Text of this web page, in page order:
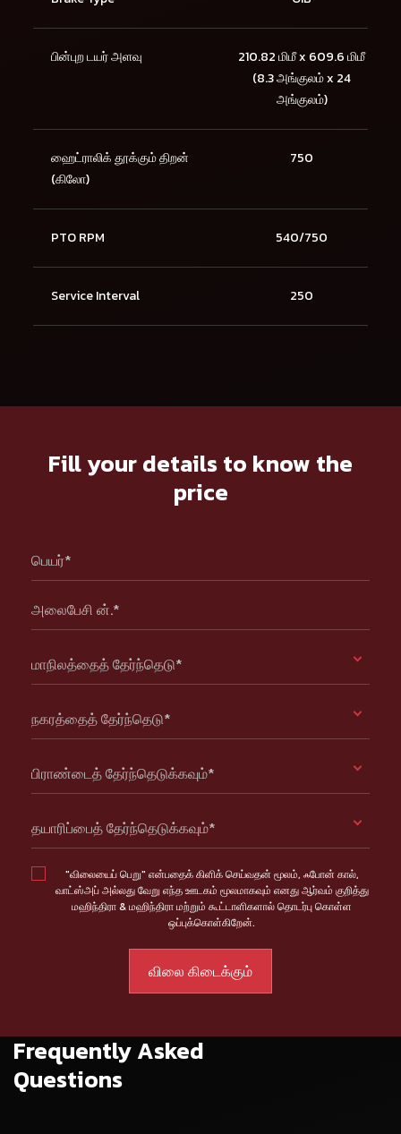
பின்புற டயர் அளவு
210.82 மிமீ x 609.6 மிமீ
(8.3 அங்குலம் x 24
அங்குலம்)
ஹைட்ராலிக் தூக்கும் திறன்
(கிலோ)
750
PTO RPM 540/750
Service Interval 250
Fill your details to know the
price
பெயர்*
அலைபேசி ன்.*
மாநிலத்தைத் தேர்ந்தெடு*
நகரத்தைத் தேர்ந்தெடு*
பிராண்டைத் தேர்ந்தெடுக்கவும்*
தயாரிப்பைத் தேர்ந்தெடுக்கவும்*
"விலையைப் பெறு" என்பதைக் கிளிக் செய்வதன் மூலம், ஃபோன் கால்,
வாட்ஸ்அப் அல்லது வேறு எந்த ஊடகம் மூலமாகவும் எனது ஆர்வம் குறித்து
மஹிந்திரா & மஹிந்திரா மற்றும் கூட்டாளிகளால் தொடர்பு கொள்ள
ஒப்புக்கொள்கிறேன்.
Frequently Asked
Questions